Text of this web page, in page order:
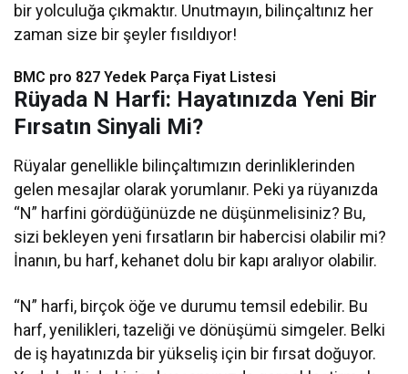
bir yolculuğa çıkmaktır. Unutmayın, bilinçaltınız her
zaman size bir şeyler fısıldıyor!
BMC pro 827 Yedek Parça Fiyat Listesi​
Rüyada N Harfi: Hayatınızda Yeni Bir
Fırsatın Sinyali Mi?
Rüyalar genellikle bilinçaltımızın derinliklerinden
gelen mesajlar olarak yorumlanır. Peki ya rüyanızda
“N” harfini gördüğünüzde ne düşünmelisiniz? Bu,
sizi bekleyen yeni fırsatların bir habercisi olabilir mi?
İnanın, bu harf, kehanet dolu bir kapı aralıyor olabilir.
“N” harfi, birçok öğe ve durumu temsil edebilir. Bu
harf, yenilikleri, tazeliği ve dönüşümü simgeler. Belki
de iş hayatınızda bir yükseliş için bir fırsat doğuyor.